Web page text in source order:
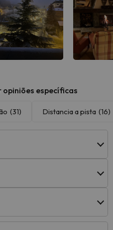
opiniões específicas
(31) Distancia a pista (16)